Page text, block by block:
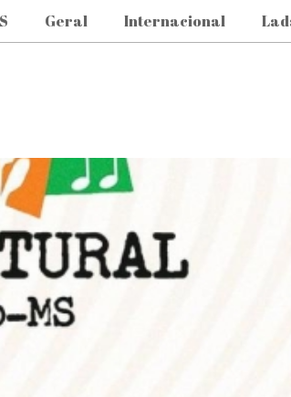
Geral Internacional